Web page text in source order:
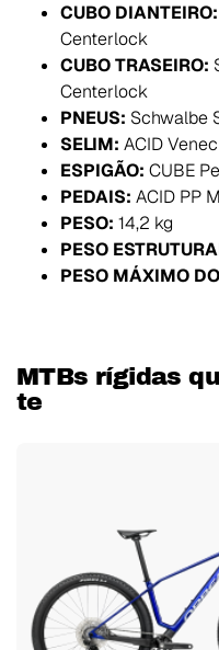
CUBO DIANTEIRO:
Centerlock
CUBO TRASEIRO:
Centerlock
PNEUS: Schwalbe
SELIM: ACID
ESPIGÃO: CUBE
PEDAIS: ACID PP
PESO: 14,2 kg
PESO
PESO MÁXIMO
MTBs rígidas
te